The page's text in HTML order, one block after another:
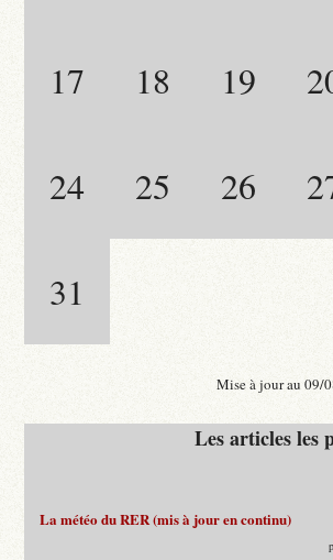
17 18 19
24 25 26
31
Mise à jour au 09/
Les articles les
La météo du RER (mis à jour en continu)